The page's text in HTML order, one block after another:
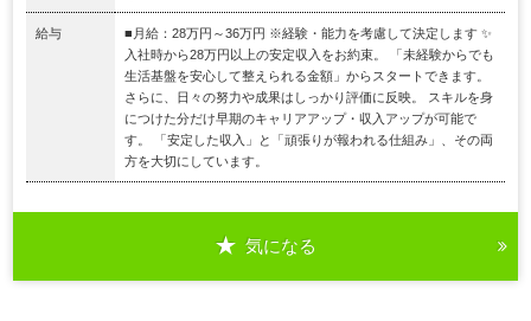
給与
■月給：28万円～36万円 ※経験・能力を考慮して決定します ✨
入社時から28万円以上の安定収入をお約束。 「未経験からでも
生活基盤を安心して整えられる金額」からスタートできます。
さらに、日々の努力や成果はしっかり評価に反映。 スキルを身
につけた分だけ早期のキャリアアップ・収入アップが可能で
す。 「安定した収入」と「頑張りが報われる仕組み」、その両
方を大切にしています。
気になる